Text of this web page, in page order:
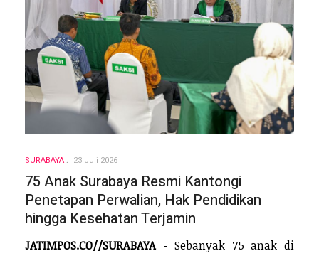
SURABAYA 23 Juli 2026
75 Anak Surabaya Resmi Kantongi
Penetapan Perwalian, Hak Pendidikan
hingga Kesehatan Terjamin
JATIMPOS.CO//SURABAYA- Sebanyak 75 anak di